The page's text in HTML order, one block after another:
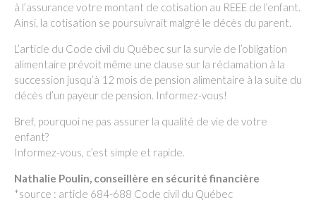
à l’assurance votre montant de cotisation au REEE de l’enfant.
Ainsi, la cotisation se poursuivrait malgré le décès du parent.
L’article du Code civil du Québec sur la survie de l’obligation
alimentaire prévoit même une clause sur la réclamation à la
succession jusqu’à 12 mois de pension alimentaire à la suite du
décès d’un payeur de pension. Informez-vous!
Bref, pourquoi ne pas assurer la qualité de vie de votre
enfant?
Informez-vous, c’est simple et rapide.
Nathalie Poulin, conseillère en sécurité financière
*source : article 684-688 Code civil du Québec